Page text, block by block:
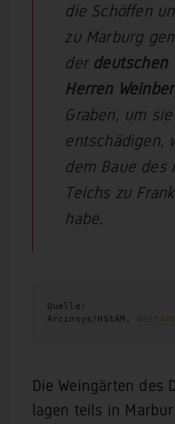
die Schöffen
zu Marburg
der deutschen
Herren
Graben, um
entschädigen,
dem Baue des
Teichs zu
habe.
Quelle:
Arcinsys/HStAM,
Die Weingärten des
lagen teils in